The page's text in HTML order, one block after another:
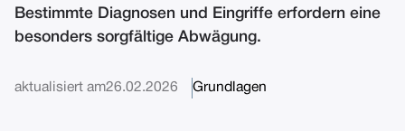
Bestimmte Diagnosen und Eingriffe erfordern eine
besonders sorgfältige Abwägung.
aktualisiert am26.02.2026 Grundlagen